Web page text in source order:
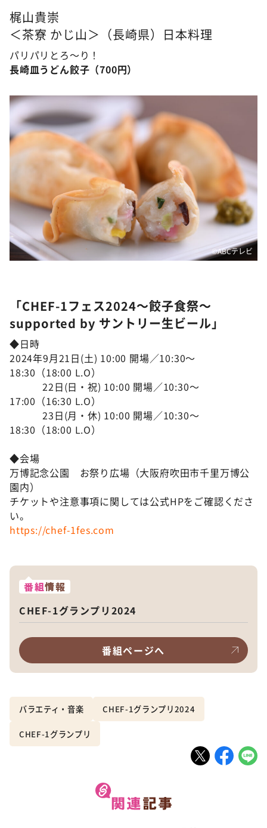
梶山貴崇
＜茶寮 かじ山＞（長崎県）日本料理
パリパリとろ～り！
長崎皿うどん餃子（700円）
©ABCテレビ
「CHEF-1フェス2024～餃子食祭～
supported by サントリー生ビール」
◆日時
2024年9月21日(土) 10:00 開場／10:30～
18:30（18:00 L.O）
22日(日・祝) 10:00 開場／10:30～
17:00（16:30 L.O）
23日(月・休) 10:00 開場／10:30～
18:30（18:00 L.O）
◆会場
万博記念公園 お祭り広場（大阪府吹田市千里万博公
園内）
チケットや注意事項に関しては公式HPをご確認くださ
い。
https://chef-1fes.com
番組情報
CHEF-1グランプリ2024
番組ページへ
バラエティ・音楽 CHEF-1グランプリ2024
CHEF-1グランプリ